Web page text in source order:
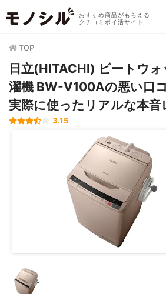
おすすめ商品がもらえる
クチコミポイ活サイト
TOP
日立(HITACHI) ビートウ
濯機 BW-V100Aの悪い口
実際に使ったリアルな本
3.15